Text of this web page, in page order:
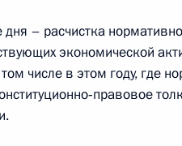
Председателя
дня – расчистка
экономической
числе в этом году, где